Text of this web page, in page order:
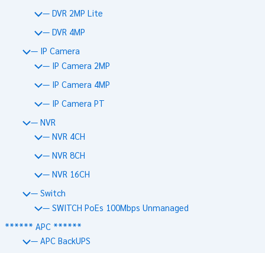
— DVR 2MP Lite
— DVR 4MP
— IP Camera
— IP Camera 2MP
— IP Camera 4MP
— IP Camera PT
— NVR
— NVR 4CH
— NVR 8CH
— NVR 16CH
— Switch
— SWITCH PoEs 100Mbps Unmanaged
****** APC ******
— APC BackUPS